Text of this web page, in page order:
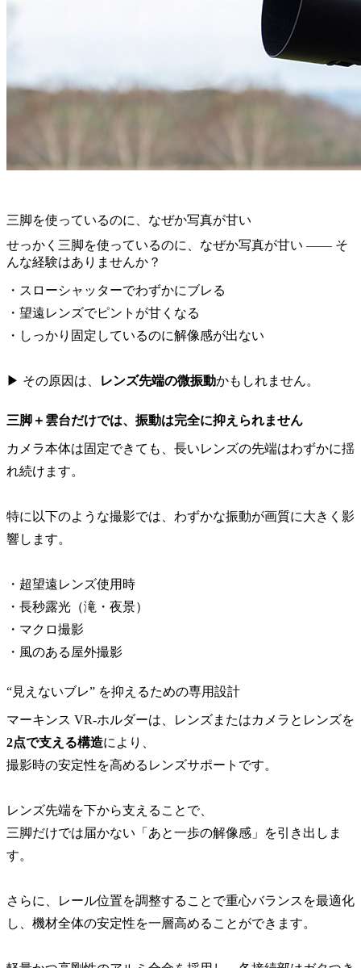
三脚を使っているのに、なぜか写真が甘い
せっかく三脚を使っているのに、なぜか写真が甘い —— そ
んな経験はありませんか？
・スローシャッターでわずかにブレる
・望遠レンズでピントが甘くなる
・しっかり固定しているのに解像感が出ない
▶ その原因は、 レンズ先端の微振動かもしれません。
三脚＋雲台だけでは、振動は完全に抑えられません
カメラ本体は固定できても、長いレンズの先端はわずかに揺
れ続けます。
特に以下のような撮影では、わずかな振動が画質に大きく影
響します。
・超望遠レンズ使用時
・長秒露光（滝・夜景）
・マクロ撮影
・風のある屋外撮影
“見えないブレ” を抑えるための専用設計
マーキンス VR-ホルダーは、レンズまたはカメラとレンズを
2点で支える構造により、
撮影時の安定性を高めるレンズサポートです。
レンズ先端を下から支えることで、
三脚だけでは届かない「あと一歩の解像感」を引き出しま
す。
さらに、レール位置を調整することで重心バランスを最適化
し、機材全体の安定性を一層高めることができます。